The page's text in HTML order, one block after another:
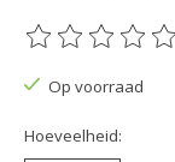
De beoordeling
Op voorraad
Hoeveelheid: